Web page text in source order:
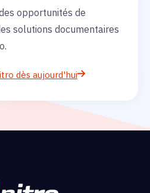
opportunités de
solutions documentaires
dès aujourd'hui